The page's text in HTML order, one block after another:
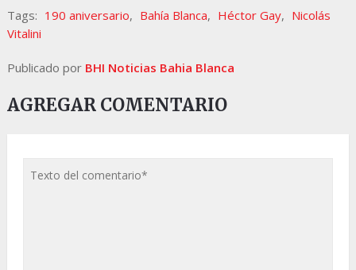
Tags: 190 aniversario, Bahía Blanca, Héctor Gay, Nicolás
Vitalini
Publicado por BHI Noticias Bahia Blanca
AGREGAR COMENTARIO